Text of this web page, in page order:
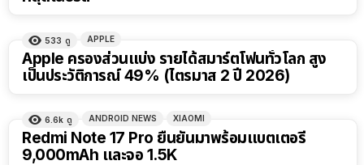
533 ดู APPLE
Apple ครองส่วนแบ่ง รายได้สมาร์ตโฟนทั่วโลก สูง
เป็นประวัติการณ์ 49% (ไตรมาส 2 ปี 2026)
6.6k ดู ANDROID NEWS XIAOMI
Redmi Note 17 Pro ยืนยันมาพร้อมแบตเตอรี่
9,000mAh และจอ 1.5K